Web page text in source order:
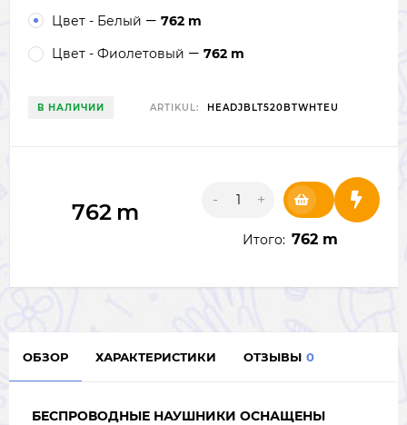
Цвет - Белый 762 m
Цвет - Фиолетовый 762 m
В НАЛИЧИИ ARTIKUL: HEADJBLT520BTWHTEU
762 m - +
Итого: 762 m
ОБЗОР ХАРАКТЕРИСТИКИ ОТЗЫВЫ 0
БЕСПРОВОДНЫЕ НАУШНИКИ ОСНАЩЕНЫ